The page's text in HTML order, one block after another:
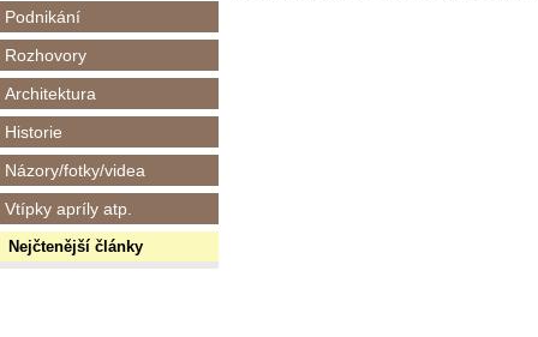
Podnikání
Rozhovory
Architektura
Historie
Názory/fotky/videa
Vtípky apríly atp.
Nejčtenější články